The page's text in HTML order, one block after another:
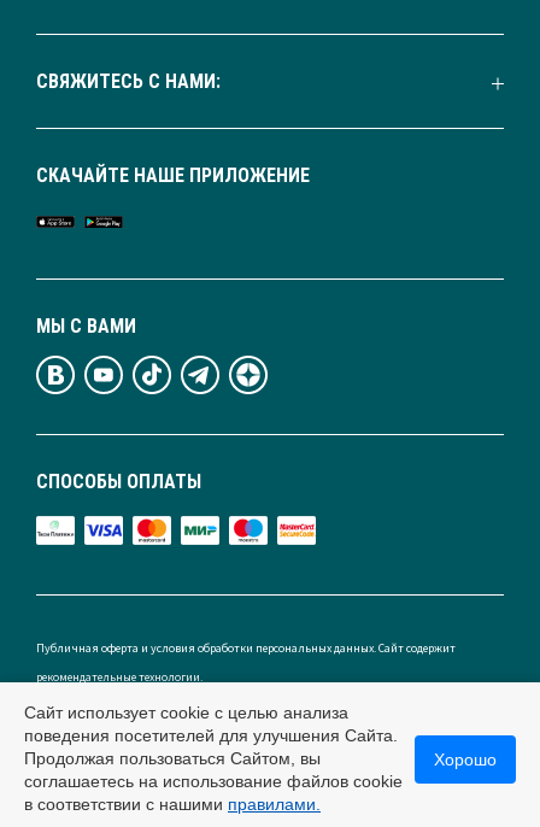
СВЯЖИТЕСЬ С НАМИ:
СПОСОБЫ ОПЛАТЫ
МЫ С ВАМИ
СКАЧАЙТЕ НАШЕ ПРИЛОЖЕНИЕ
Публичная оферта и условия обработки персональных данных. Сайт содержит
рекомендательные технологии.
Россия
Сайт использует cookie с целью анализа
поведения посетителей для улучшения Сайта.
Продолжая пользоваться Сайтом, вы
соглашаетесь на использование файлов cookie
в соответствии с нашими правилами.
Хорошо